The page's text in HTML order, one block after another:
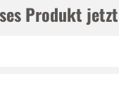
Produkt jetzt